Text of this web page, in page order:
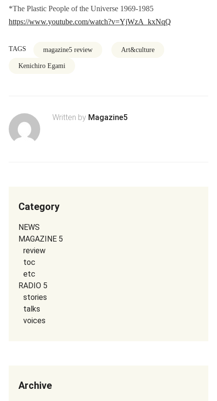
*The Plastic People of the Universe 1969-1985
https://www.youtube.com/watch?v=YjWzA_kxNqQ
TAGS magazine5 review Art&culture
Kenichiro Egami
Written by Magazine5
Category
NEWS
MAGAZINE 5
review
toc
etc
RADIO 5
stories
talks
voices
Archive